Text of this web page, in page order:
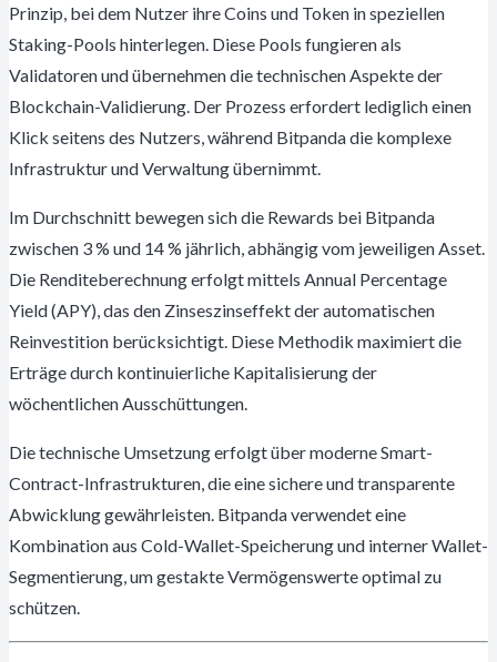
Prinzip, bei dem Nutzer ihre Coins und Token in speziellen
Staking-Pools hinterlegen. Diese Pools fungieren als
Validatoren und übernehmen die technischen Aspekte der
Blockchain-Validierung. Der Prozess erfordert lediglich einen
Klick seitens des Nutzers, während Bitpanda die komplexe
Infrastruktur und Verwaltung übernimmt.
Im Durchschnitt bewegen sich die Rewards bei Bitpanda
zwischen 3 % und 14 % jährlich, abhängig vom jeweiligen Asset.
Die Renditeberechnung erfolgt mittels Annual Percentage
Yield (APY), das den Zinseszinseffekt der automatischen
Reinvestition berücksichtigt. Diese Methodik maximiert die
Erträge durch kontinuierliche Kapitalisierung der
wöchentlichen Ausschüttungen.
Die technische Umsetzung erfolgt über moderne Smart-
Contract-Infrastrukturen, die eine sichere und transparente
Abwicklung gewährleisten. Bitpanda verwendet eine
Kombination aus Cold-Wallet-Speicherung und interner Wallet-
Segmentierung, um gestakte Vermögenswerte optimal zu
schützen.